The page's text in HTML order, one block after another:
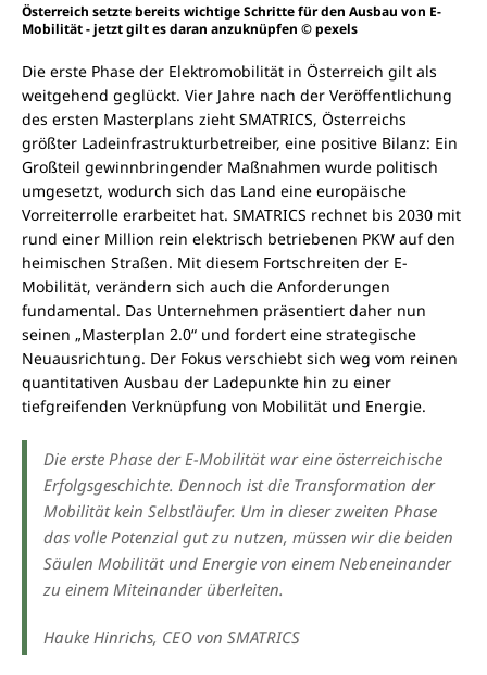
Österreich setzte bereits wichtige Schritte für den Ausbau von E-
Mobilität - jetzt gilt es daran anzuknüpfen © pexels
Die erste Phase der Elektromobilität in Österreich gilt als
weitgehend geglückt. Vier Jahre nach der Veröffentlichung
des ersten Masterplans zieht SMATRICS, Österreichs
größter Ladeinfrastrukturbetreiber, eine positive Bilanz: Ein
Großteil gewinnbringender Maßnahmen wurde politisch
umgesetzt, wodurch sich das Land eine europäische
Vorreiterrolle erarbeitet hat. SMATRICS rechnet bis 2030 mit
rund einer Million rein elektrisch betriebenen PKW auf den
heimischen Straßen. Mit diesem Fortschreiten der E-
Mobilität, verändern sich auch die Anforderungen
fundamental. Das Unternehmen präsentiert daher nun
seinen „Masterplan 2.0“ und fordert eine strategische
Neuausrichtung. Der Fokus verschiebt sich weg vom reinen
quantitativen Ausbau der Ladepunkte hin zu einer
tiefgreifenden Verknüpfung von Mobilität und Energie.
Die erste Phase der E-Mobilität war eine österreichische
Erfolgsgeschichte. Dennoch ist die Transformation der
Mobilität kein Selbstläufer. Um in dieser zweiten Phase
das volle Potenzial gut zu nutzen, müssen wir die beiden
Säulen Mobilität und Energie von einem Nebeneinander
zu einem Miteinander überleiten.
Hauke Hinrichs, CEO von SMATRICS